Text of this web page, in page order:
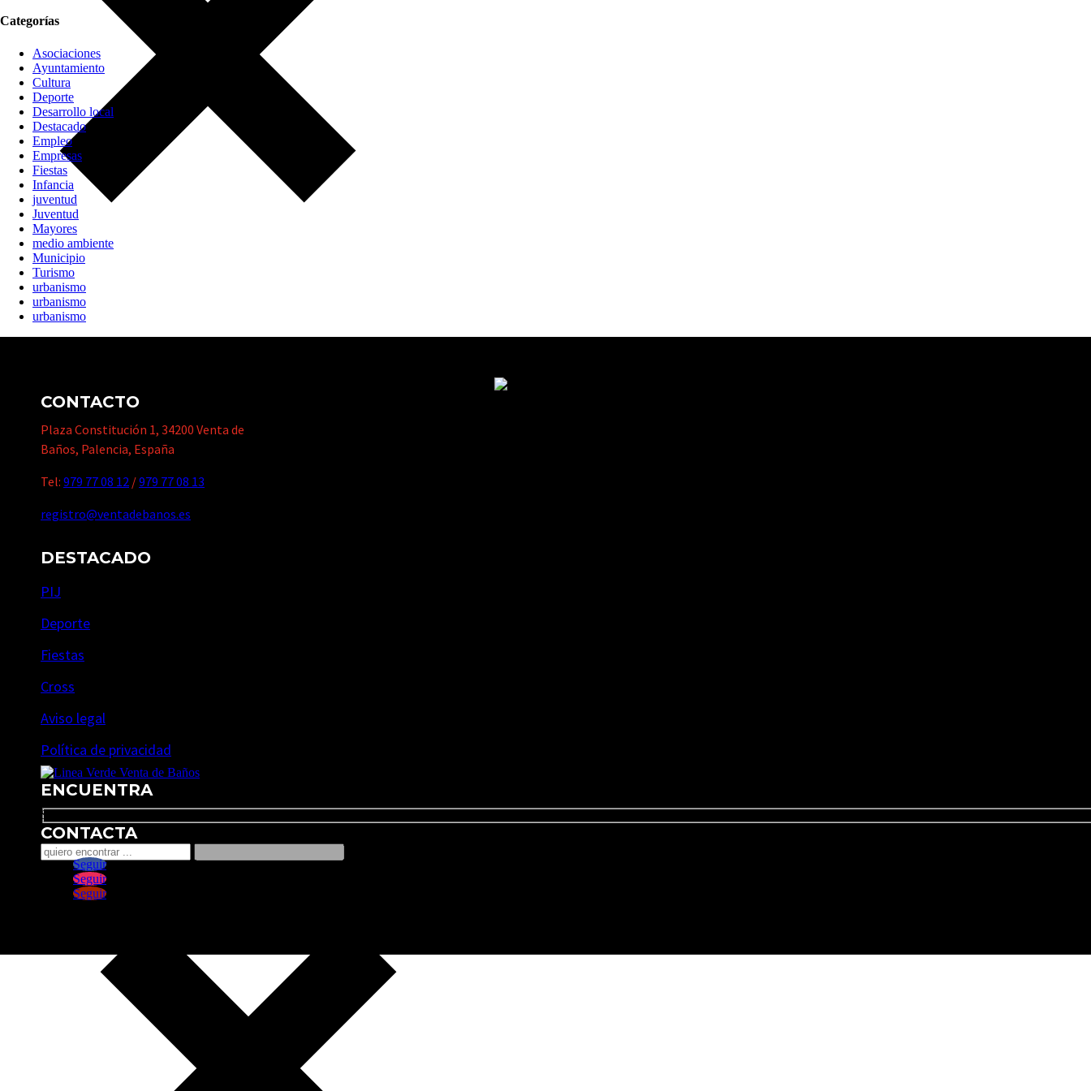
Categorías
Asociaciones
Ayuntamiento
Cultura
Deporte
Desarrollo local
Destacado
Empleo
Empresas
Fiestas
Infancia
juventud
Juventud
Mayores
medio ambiente
Municipio
Turismo
urbanismo
urbanismo
urbanismo
CONTACTO
Plaza Constitución 1, 34200 Venta de
Baños, Palencia, España
Tel: 979 77 08 12 /979 77 08 13
registro@ventadebanos.es
DESTACADO
PIJ
Deporte
Fiestas
Cross
Aviso legal
Política de privacidad
ENCUENTRA
Search
CONTACTA
Seguir
Seguir
Seguir